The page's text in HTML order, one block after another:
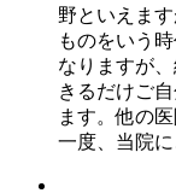
野といえま
ものをいう
なりますが
きるだけご
ます。他の
一度、当院に